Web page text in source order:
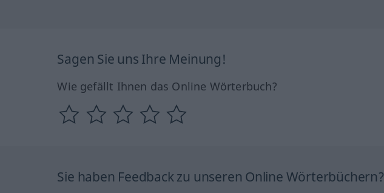
Sagen Sie uns Ihre Meinung!
Wie gefällt Ihnen das Online Wörterbuch?
Sie haben Feedback zu unseren Online Wörterbüchern?